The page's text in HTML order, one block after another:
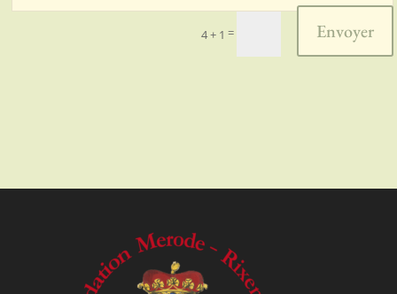
4 + 1 = Envoyer